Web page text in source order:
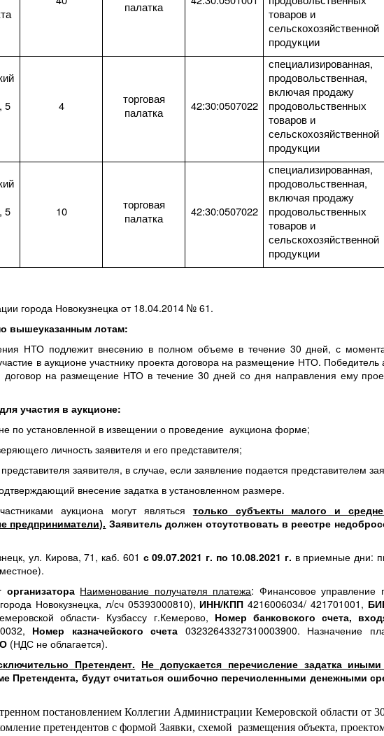
палатка
товаров и
сельскохозяйственной
продукции
5
4
торговая
палатка
42:30:0507022
специализированная,
продовольственная,
включая продажу
продовольственных
товаров и
сельскохозяйственной
продукции
5
10
торговая
палатка
42:30:0507022
специализированная,
продовольственная,
включая продажу
продовольственных
товаров и
сельскохозяйственной
продукции
города Новокузнецка от 18.04.2014 № 61.
и оплаты по вышеуказанным лотам:
НТО подлежит внесению в полном объеме в течение 30 дней, с
в аукционе участнику проекта договора на размещение НТО. Победитель
договор на размещение НТО в течение 30 дней со дня направления ему
для участия в аукционе:
по установленной в извещении о проведение аукциона форме;
личность заявителя и его представителя;
заявителя, в случае, если заявление подается представителем
внесение задатка в установленном размере.
частниками аукциона могут являться только субъекты малого и
предприниматели). Заявитель должен отсутствовать в реестре
ул. Кирова, 71, каб. 601 с 09.07.2021 г. по 10.08.2021 г. в приемные дни:
Наименование получателя платежа: Финансовое управление
Новокузнецка, л/сч 05393000810), ИНН/КПП 4216006034/ 421701001,
области- Кузбассу г.Кемерово, Номер банковского счета,
Номер казначейского счета 03232643327310003900. Назначение
(НДС не облагается).
Претендент. Не допускается перечисление задатка
Претендента, будут считаться ошибочно перечисленными денежными
постановлением Коллегии Администрации Кемеровской области от
претендентов с формой Заявки, схемой размещения объекта,